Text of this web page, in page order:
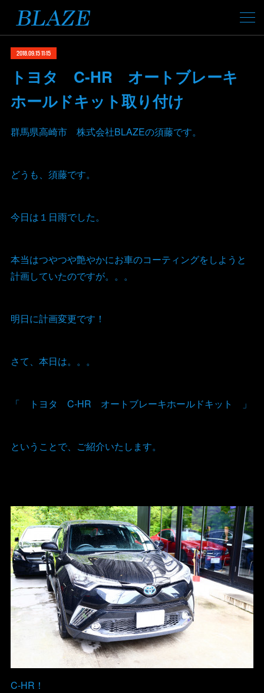
2018.09.15 11:15
トヨタ C-HR オートブレーキ
ホールドキット取り付け
群馬県高崎市 株式会社BLAZEの須藤です。
どうも、須藤です。
今日は１日雨でした。
本当はつやつや艶やかにお車のコーティングをしようと
計画していたのですが。。。
明日に計画変更です！
さて、本日は。。。
「 トヨタ C-HR オートブレーキホールドキット 」
ということで、ご紹介いたします。
C-HR！